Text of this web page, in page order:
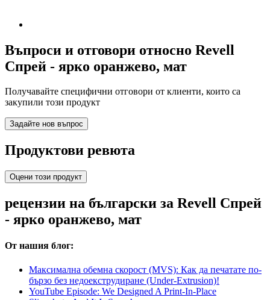
Въпроси и отговори относно Revell
Спрей - ярко оранжево, мат
Получавайте специфични отговори от клиенти, които са
закупили този продукт
Задайте нов въпрос
Продуктови ревюта
Оцени този продукт
рецензии на български за Revell Спрей
- ярко оранжево, мат
От нашия блог:
Максимална обемна скорост (MVS): Как да печатате по-
бързо без недоекструдиране (Under-Extrusion)!
YouTube Episode: We Designed A Print-In-Place